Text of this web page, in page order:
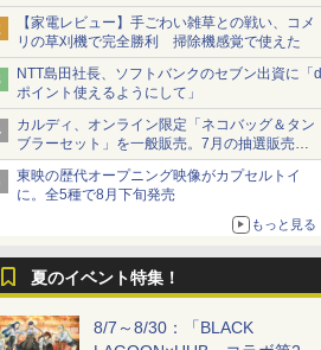
ショーツは1990円に
【家電レビュー】手ごわい雑草との戦い、コメ
リの草刈機で完全勝利 掃除機感覚で使えた
NTT島田社長、ソフトバンクのセブン出資に「d
ポイント使えるようにして」
カルディ、オンライン限定「ネコバッグ＆タン
ブラーセット」を一般販売。7月の抽選販売の
当選無効分
東映の歴代オープニング映像がカプセルトイ
に。全5種で8月下旬発売
もっと見る
夏のイベント特集！
8/7～8/30：「BLACK